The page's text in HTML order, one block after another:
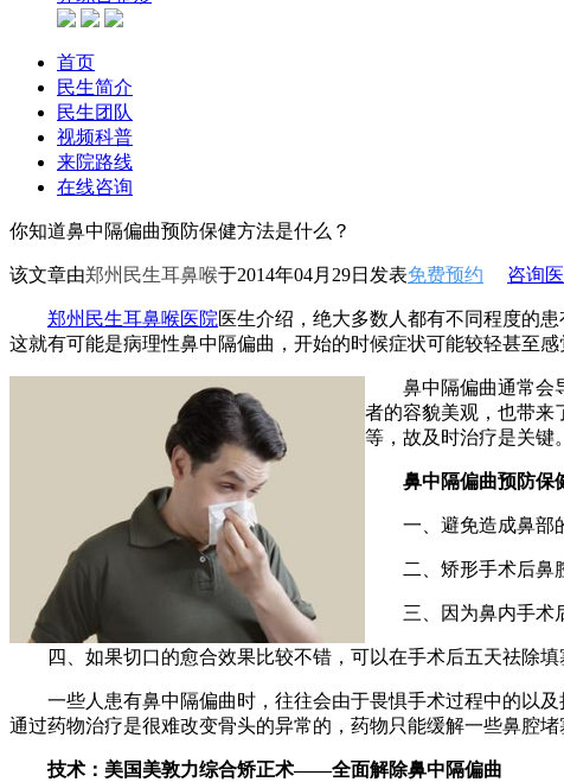
首页
民生简介
民生团队
视频科普
来院路线
在线咨询
你知道鼻中隔偏曲预防保健方法是什么？
该文章由郑州民生耳鼻喉于2014年04月29日发表免费预约 咨询
郑州民生耳鼻喉医院医生介绍，绝大多数人都有不同程度的患
这就有可能是病理性鼻中隔偏曲，开始的时候症状可能较轻甚至
鼻中隔偏曲通常会导
者的容貌美观，也带来
等，故及时治疗是关键
鼻中隔偏曲预防保
一、避免造成鼻部的
二、矫形手术后鼻腔
三、因为鼻内手术后
四、如果切口的愈合效果比较不错，可以在手术后五天祛除填
一些人患有鼻中隔偏曲时，往往会由于畏惧手术过程中的以及
通过药物治疗是很难改变骨头的异常的，药物只能缓解一些鼻腔堵
技术：美国美敦力综合矫正术——全面解除鼻中隔偏曲